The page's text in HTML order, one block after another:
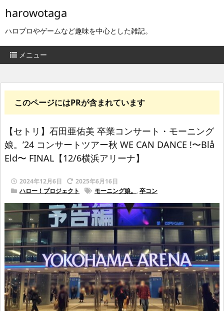
harowotaga
ハロプロやゲームなど趣味を中心とした雑記。
メニュー
このページにはPRが含まれています
【セトリ】石田亜佑美 卒業コンサート・モーニング
娘。’24 コンサートツアー秋 WE CAN DANCE !〜Blå
Eld〜 FINAL【12/6横浜アリーナ】
2024年12月6日
2025年6月16日
ハロー！プロジェクト
モーニング娘。 ,卒コン